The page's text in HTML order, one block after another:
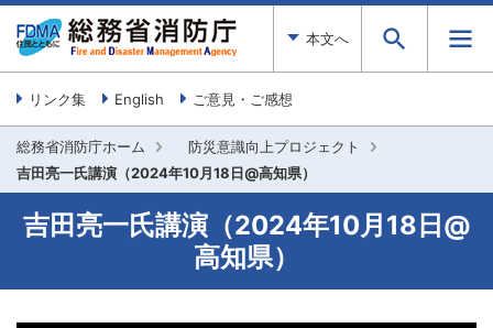
本文へ
リンク集 English ご意見・ご感想
総務省消防庁ホーム
防災意識向上プロジェクト
吉田亮一氏講演（2024年10月18日@高知県）
吉田亮一氏講演（2024年10月18日@
高知県）